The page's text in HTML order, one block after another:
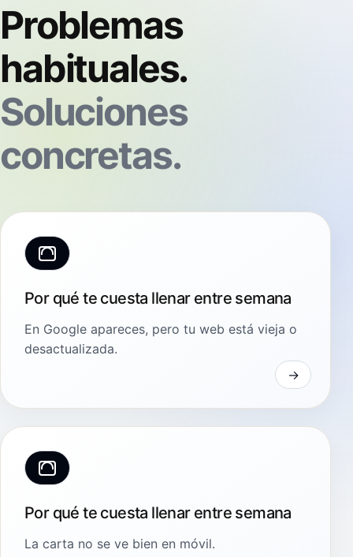
Problemas
habituales.
Soluciones
concretas.
Por qué te cuesta llenar entre semana
En Google apareces, pero tu web está vieja o
desactualizada.
Por qué te cuesta llenar entre semana
La carta no se ve bien en móvil.